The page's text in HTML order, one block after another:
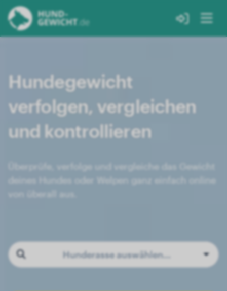
Hundegewicht
verfolgen, vergleichen
und kontrollieren
Überprüfe, verfolge und vergleiche das Gewicht
deines Hundes oder Welpen ganz einfach online
von überall aus.
Hunderasse auswählen…